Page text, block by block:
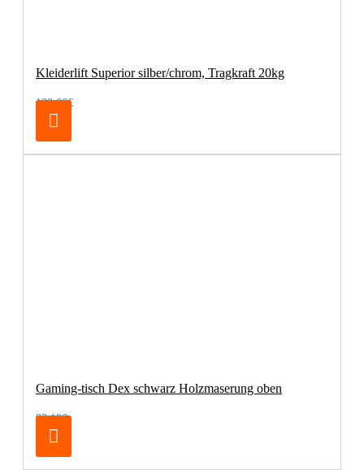
Kleiderlift Superior silber/chrom, Tragkraft 20kg
138,66€
Gaming-tisch Dex schwarz Holzmaserung oben
83,19€